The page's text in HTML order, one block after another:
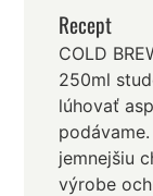
Recept
COLD
250ml
lúhovať
jemnejšiu
výrobe